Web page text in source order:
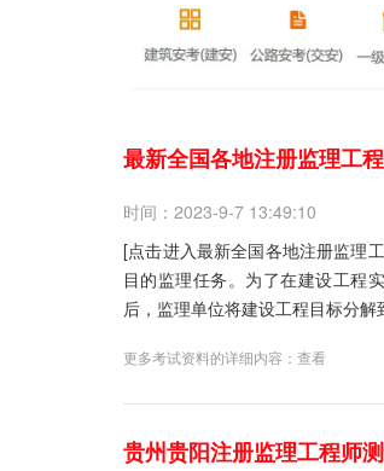
最新全国各地注册监理工
时间：2023-9-7 13:49:10
[点击进入最新全国各地注册监理
目的监理任务。为了在建设工程
后，监理单位将建设工程目标分
更多考试资料的详细内容： 查看
贵州贵阳注册监理工程师